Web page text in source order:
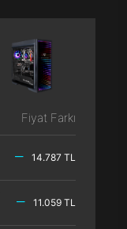
Fiyat Farkı
14.787 TL
11.059 TL